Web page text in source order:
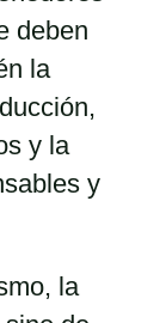
deben
la
y la
y
la